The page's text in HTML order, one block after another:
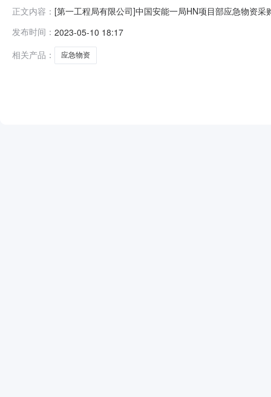
正文内容： [第一工程局有限公司]中国安能一局HN项目部应急物资
目名称：中国安能一局HN项目部应急物资采购招标采购
诚
发布时间： 2023-05-10 18:17
相关产品：
应急物资